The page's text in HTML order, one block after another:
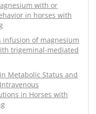
with or
in horses with
infusion of magnesium
trigeminal-mediated
Metabolic Status and
in Horses with